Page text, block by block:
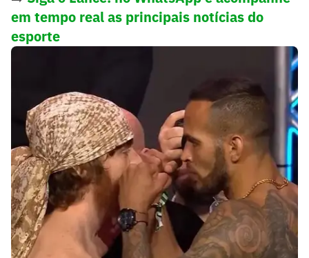
em tempo real as principais notícias do
esporte